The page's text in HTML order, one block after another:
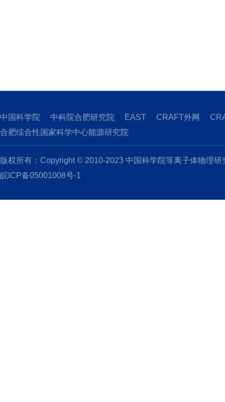
中国科学院 中科院合肥研究院 EAST CRAFT外网
合肥综合性国家科学中心能源研究院
版权所有：Copyright © 2010-2023 中国科学院等离子体物理
皖ICP备05001008号-1